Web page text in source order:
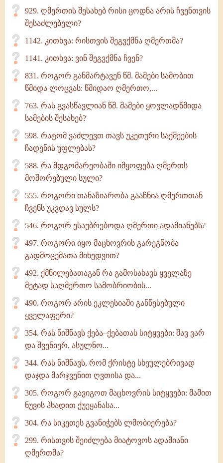
929. ღმერთის შესახებ რისი ცოდნა არის ჩვენთვის
შესაძლებელი?
1142. კითხვა: რისთვის შეგვქმნა ღმერთმა?
1141. კითხვა: ვინ შეგვქმნა ჩვენ?
831. როგორ განმარტავენ წმ. მამები სამობით
წმიდა ლოცვას: წმიდაო ღმერთო,...
763. რას გვასწავლიან წმ. მამები ყოვლადწმიდა
სამების შესახებ?
598. რატომ ვაძლევთ თავს უკეთური საქმეების
ჩადენის უფლებას?
588. რა მდგომარეობაში იმყოფება ღმერთს
მოშორებული სული?
555. როგორი თანაზიარობა გააჩნია ღმერთთან
ჩვენს უკვდავ სულს?
546. როგორ ესაუბრებოდა ღმერთი ადამიანებს?
497. როგორი იყო მაცხოვრის გარეგნობა
გადმოცემათა მიხედვით?
492. ქმნილებათაგან რა გამოსახავს ყველაზე
მეტად საღმერთო სამობრიობის...
490. როგორ არის ეკლესიაში განწესებული
ყველაფერი?
354. რას ნიშნავს ქება–ქებათას სიტყვები: შავ ვარ
და შვენიერ, ასულნო...
344. რას ნიშნავს, რომ ქრისტე სხეულებრივად
დაჯდა მარჯვენით ღვთისა და...
305. როგორ გავიგოთ მაცხოვრის სიტყვები: მამით
ნუვის ჰხადით ქუეყანასა...
304. რა სიკეთეს გვანიჭებს ლმობიერება?
299. რისთვის შეიძლება მიატოვოს ადამიანი
ღმერთმა?